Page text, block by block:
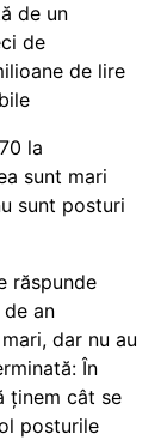
de un
de
de lire
la
sunt mari
sunt posturi
răspunde
an
dar nu au
În
ținem cât se
posturile